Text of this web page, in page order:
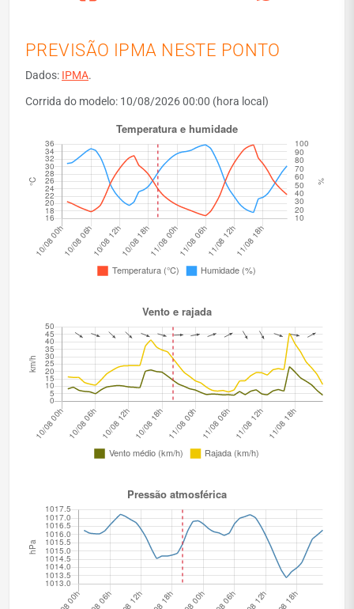
PREVISÃO IPMA NESTE PONTO
Dados: IPMA.
Corrida do modelo: 10/08/2026 00:00 (hora local)